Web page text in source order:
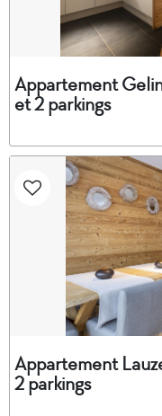
Appartement
et 2 parkings
Appartement
2 parkings